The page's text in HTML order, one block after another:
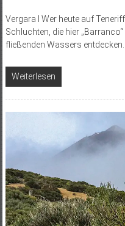
Vergara I Wer heute auf
Schluchten, die hier
fließenden Wassers
Weiterlesen